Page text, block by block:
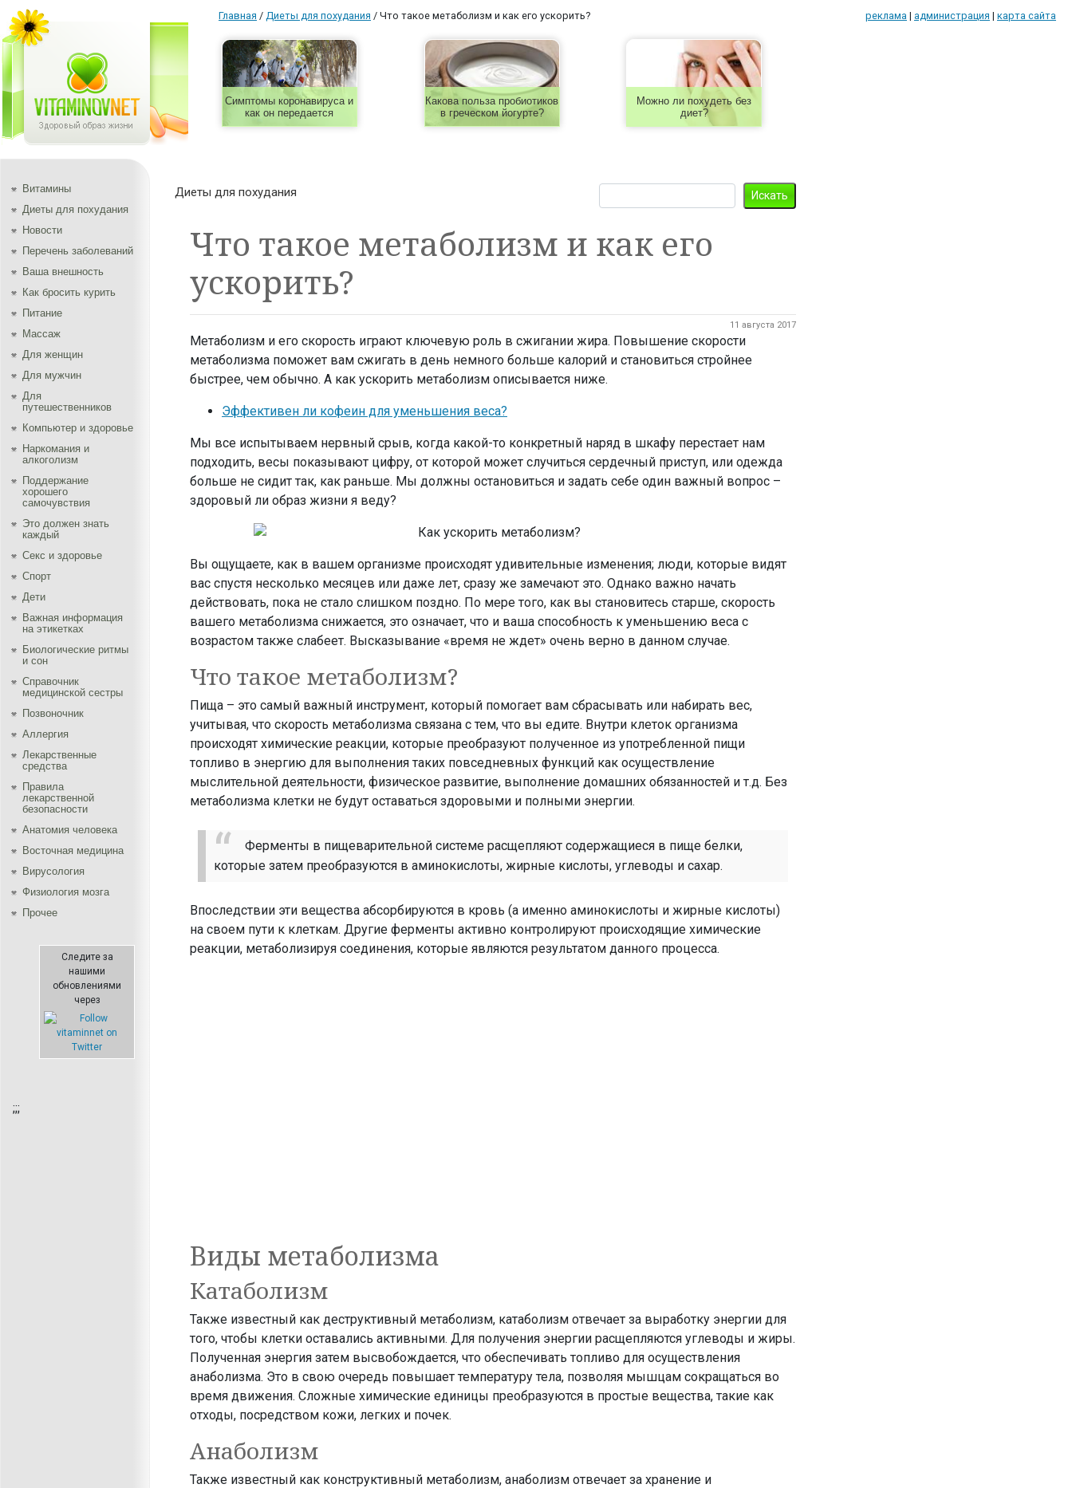
Главная / Диеты для похудания / Что такое метаболизм и как его ускорить? реклама | администрация | карта сайта
Симптомы коронавируса и
как он передается
Какова польза пробиотиков
в греческом йогурте?
Можно ли похудеть без
диет?
Витамины
Диеты для похудания
Новости
Перечень заболеваний
Ваша внешность
Как бросить курить
Питание
Массаж
Для женщин
Для мужчин
Для
путешественников
Компьютер и здоровье
Наркомания и
алкоголизм
Поддержание
хорошего
самочувствия
Это должен знать
каждый
Секс и здоровье
Спорт
Дети
Важная информация
на этикетках
Биологические ритмы
и сон
Справочник
медицинской сестры
Позвоночник
Аллергия
Лекарственные
средства
Правила
лекарственной
безопасности
Aнатомия человека
Восточная медицина
Вирусология
Физиология мозга
Прочее
Следите за
нашими
обновлениями
через
;;;
Диеты для похудания
Что такое метаболизм и как его
ускорить?
11 августа 2017
Метаболизм и его скорость играют ключевую роль в сжигании жира. Повышение скорости
метаболизма поможет вам сжигать в день немного больше калорий и становиться стройнее
быстрее, чем обычно. А как ускорить метаболизм описывается ниже.
Эффективен ли кофеин для уменьшения веса?
Мы все испытываем нервный срыв, когда какой-то конкретный наряд в шкафу перестает нам
подходить, весы показывают цифру, от которой может случиться сердечный приступ, или одежда
больше не сидит так, как раньше. Мы должны остановиться и задать себе один важный вопрос –
здоровый ли образ жизни я веду?
Вы ощущаете, как в вашем организме происходят удивительные изменения; люди, которые видят
вас спустя несколько месяцев или даже лет, сразу же замечают это. Однако важно начать
действовать, пока не стало слишком поздно. По мере того, как вы становитесь старше, скорость
вашего метаболизма снижается, это означает, что и ваша способность к уменьшению веса с
возрастом также слабеет. Высказывание «время не ждет» очень верно в данном случае.
Что такое метаболизм?
Пища – это самый важный инструмент, который помогает вам сбрасывать или набирать вес,
учитывая, что скорость метаболизма связана с тем, что вы едите. Внутри клеток организма
происходят химические реакции, которые преобразуют полученное из употребленной пищи
топливо в энергию для выполнения таких повседневных функций как осуществление
мыслительной деятельности, физическое развитие, выполнение домашних обязанностей и т.д. Без
метаболизма клетки не будут оставаться здоровыми и полными энергии.
Ферменты в пищеварительной системе расщепляют содержащиеся в пище белки,
которые затем преобразуются в аминокислоты, жирные кислоты, углеводы и сахар.
Впоследствии эти вещества абсорбируются в кровь (а именно аминокислоты и жирные кислоты)
на своем пути к клеткам. Другие ферменты активно контролируют происходящие химические
реакции, метаболизируя соединения, которые являются результатом данного процесса.
Виды метаболизма
Катаболизм
Также известный как деструктивный метаболизм, катаболизм отвечает за выработку энергии для
того, чтобы клетки оставались активными. Для получения энергии расщепляются углеводы и жиры.
Полученная энергия затем высвобождается, что обеспечивать топливо для осуществления
анаболизма. Это в свою очередь повышает температуру тела, позволяя мышцам сокращаться во
время движения. Сложные химические единицы преобразуются в простые вещества, такие как
отходы, посредством кожи, легких и почек.
Анаболизм
Также известный как конструктивный метаболизм, анаболизм отвечает за хранение и